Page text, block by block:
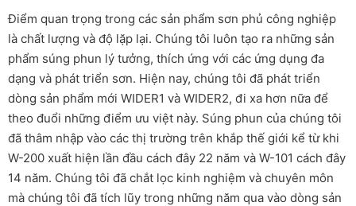
Điểm quan trọng trong các sản phẩm sơn phủ công nghiệp
là chất lượng và độ lặp lại. Chúng tôi luôn tạo ra những sản
phẩm súng phun lý tưởng, thích ứng với các ứng dụng đa
dạng và phát triển sơn. Hiện nay, chúng tôi đã phát triển
dòng sản phẩm mới WIDER1 và WIDER2, đi xa hơn nữa để
theo đuổi những điểm ưu việt này. Súng phun của chúng tôi
đã thâm nhập vào các thị trường trên khắp thế giới kể từ khi
W-200 xuất hiện lần đầu cách đây 22 năm và W-101 cách đây
14 năm. Chúng tôi đã chắt lọc kinh nghiệm và chuyên môn
mà chúng tôi đã tích lũy trong những năm qua vào dòng sản